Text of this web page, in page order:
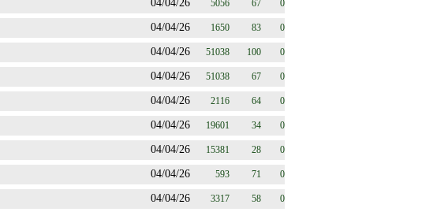
04/04/26 5056 67 0
04/04/26 1650 83 0
04/04/26 51038 100 0
04/04/26 51038 67 0
04/04/26 2116 64 0
04/04/26 19601 34 0
04/04/26 15381 28 0
04/04/26 593 71 0
04/04/26 3317 58 0